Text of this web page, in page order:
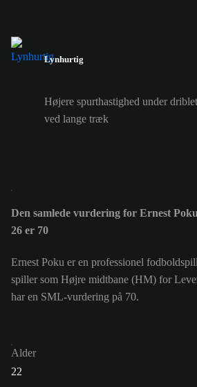
Lynhurtig
Højere spurthastighed under
ved lange træk
Den samlede vurdering for Ernest
26 er 70
Ernest Poku er en professionel
spiller som Højre midtbane (HM) for
har en SML-vurdering på 70.
Alder
22